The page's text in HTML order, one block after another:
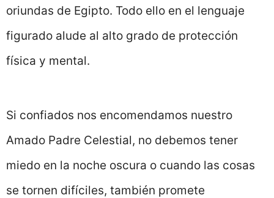
oriundas de Egipto. Todo ello en el lenguaje
figurado alude al alto grado de protección
física y mental.
Si confiados nos encomendamos nuestro
Amado Padre Celestial, no debemos tener
miedo en la noche oscura o cuando las cosas
se tornen difíciles, también promete